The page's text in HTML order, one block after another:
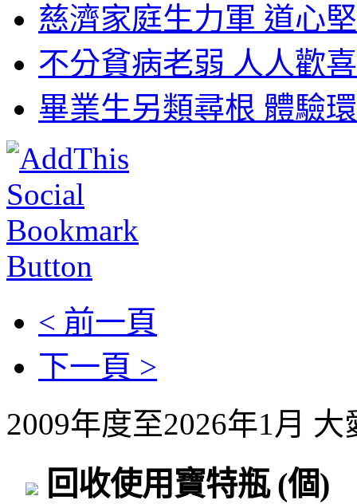
慈濟家庭生力軍 道心
不分貧病老弱 人人歡
畢業生另類尋根 體驗
< 前一頁
下一頁 >
2009年度至2026年1月
回收使用寶特瓶 (個)